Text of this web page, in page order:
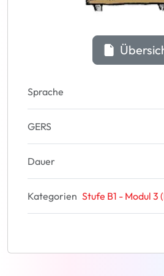
Sprache
GERS
Dauer
Kategorien Stufe B1 - Modul